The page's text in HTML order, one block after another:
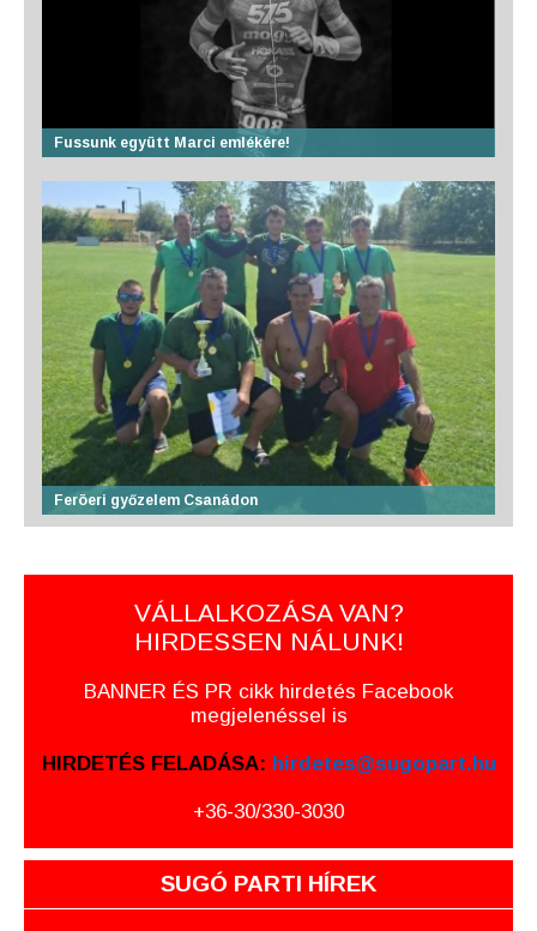
Fussunk együtt Marci emlékére!
Feröeri győzelem Csanádon
VÁLLALKOZÁSA VAN?
HIRDESSEN NÁLUNK!
BANNER ÉS PR cikk hirdetés Facebook
megjelenéssel is
HIRDETÉS FELADÁSA: hirdetes@sugopart.hu
+36-30/330-3030
SUGÓ PARTI HÍREK